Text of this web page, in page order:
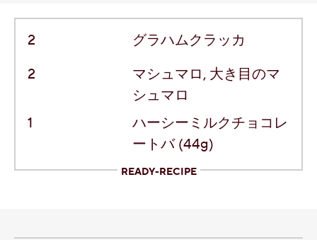
2
グラハムクラッカ
2
マシュマロ, 大き目のマ
シュマロ
1
ハーシーミルクチョコレ
ートバ (44g)
READY-RECIPE